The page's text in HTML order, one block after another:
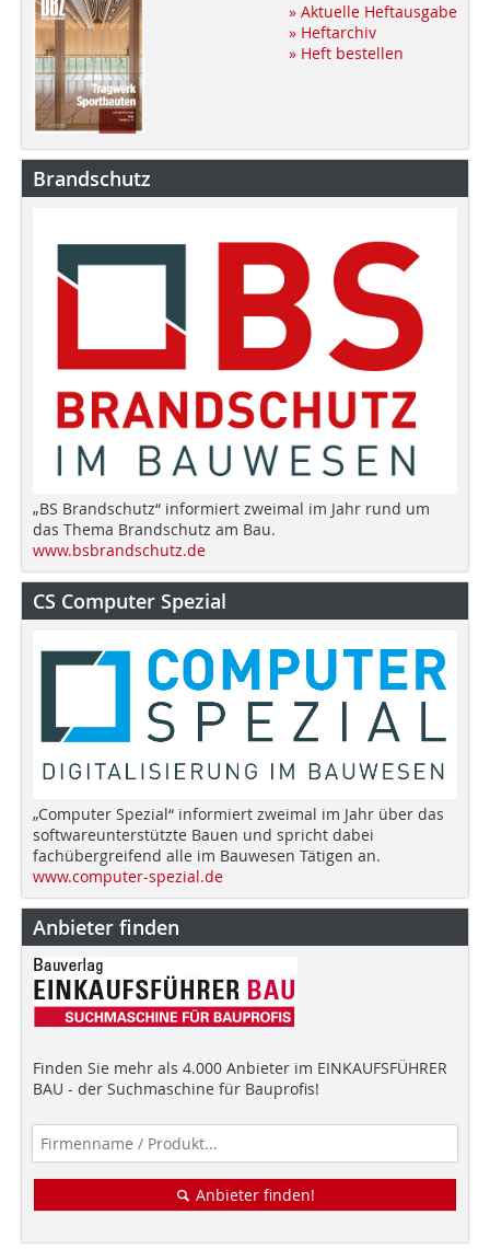
» Aktuelle Heftausgabe
» Heftarchiv
» Heft bestellen
Brandschutz
„BS Brandschutz“ informiert zweimal im Jahr rund um
das Thema Brandschutz am Bau.
www.bsbrandschutz.de
CS Computer Spezial
„Computer Spezial“ informiert zweimal im Jahr über das
softwareunterstützte Bauen und spricht dabei
fachübergreifend alle im Bauwesen Tätigen an.
www.computer-spezial.de
Anbieter finden
Finden Sie mehr als 4.000 Anbieter im EINKAUFSFÜHRER
BAU - der Suchmaschine für Bauprofis!
Anbieter finden!